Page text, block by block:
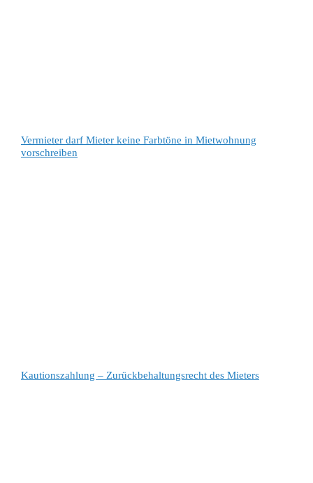
Vermieter darf Mieter keine Farbtöne in Mietwohnung
vorschreiben
Kautionszahlung – Zurückbehaltungsrecht des Mieters